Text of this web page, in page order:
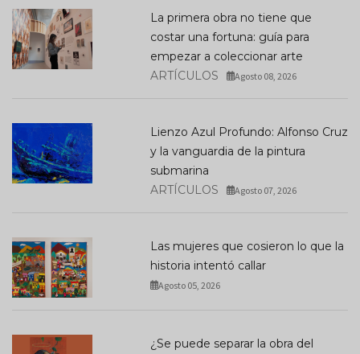
La primera obra no tiene que
costar una fortuna: guía para
empezar a coleccionar arte
ARTÍCULOS
Agosto 08, 2026
Lienzo Azul Profundo: Alfonso Cruz
y la vanguardia de la pintura
submarina
ARTÍCULOS
Agosto 07, 2026
Las mujeres que cosieron lo que la
historia intentó callar
Agosto 05, 2026
¿Se puede separar la obra del